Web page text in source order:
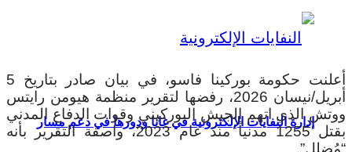
إدارة النفايات الإلكترونية في غانا ودورها في دعم مسار
أعلنت حكومة بوركينا فاسو، في بيان صادر بتاريخ 5
أبريل/نيسان 2026، رفضها لتقرير منظمة هيومن رايتس
ووتش الذي اتهم الجيش البوركيني وقوات الدفاع المدني
بقتل 1255 مدنياً منذ عام 2023، واصفة التقرير بأنه
“مُضلل”.